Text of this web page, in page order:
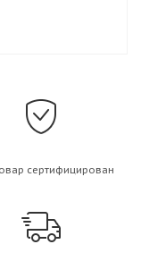
сертифицирован